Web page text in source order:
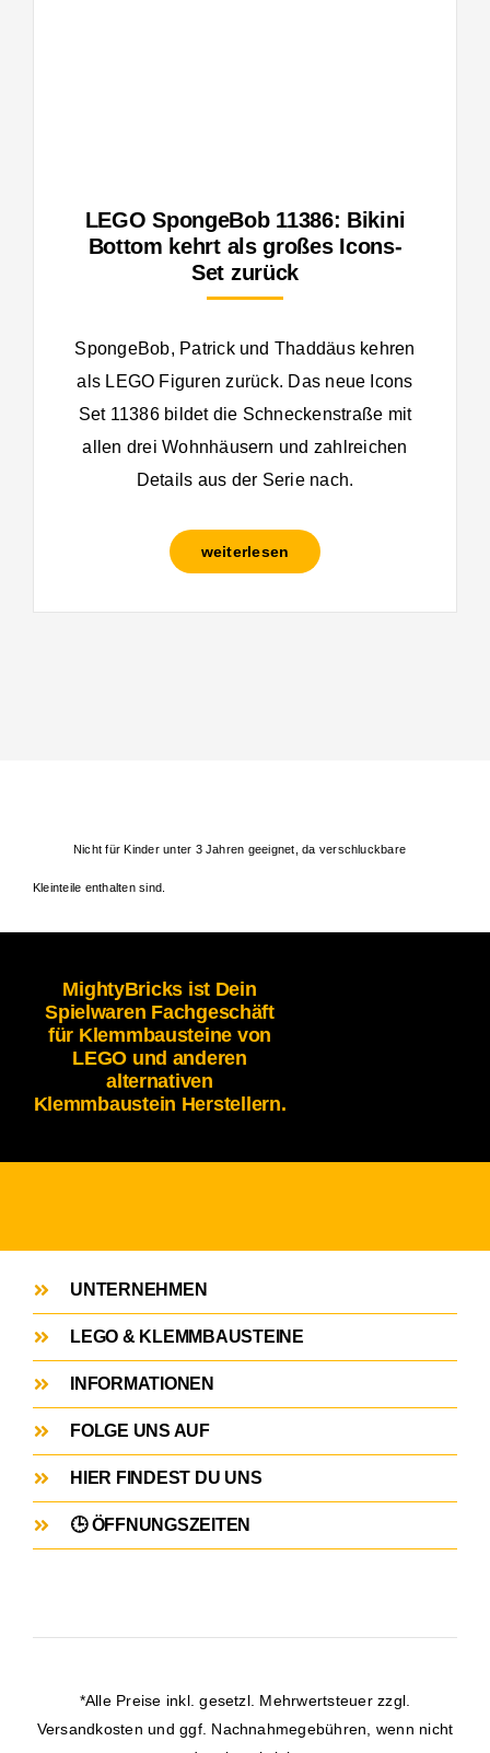
LEGO SpongeBob 11386: Bikini
Bottom kehrt als großes Icons-
Set zurück
SpongeBob, Patrick und Thaddäus kehren
als LEGO Figuren zurück. Das neue Icons
Set 11386 bildet die Schneckenstraße mit
allen drei Wohnhäusern und zahlreichen
Details aus der Serie nach.
weiterlesen
Nicht für Kinder unter 3 Jahren geeignet, da verschluckbare
Kleinteile enthalten sind.
MightyBricks ist Dein
Spielwaren Fachgeschäft
für Klemmbausteine von
LEGO und anderen
alternativen
Klemmbaustein Herstellern.
UNTERNEHMEN
LEGO & KLEMMBAUSTEINE
INFORMATIONEN
FOLGE UNS AUF
HIER FINDEST DU UNS
🕒 ÖFFNUNGSZEITEN
*Alle Preise inkl. gesetzl. Mehrwertsteuer zzgl.
Versandkosten und ggf. Nachnahmegebühren, wenn nicht